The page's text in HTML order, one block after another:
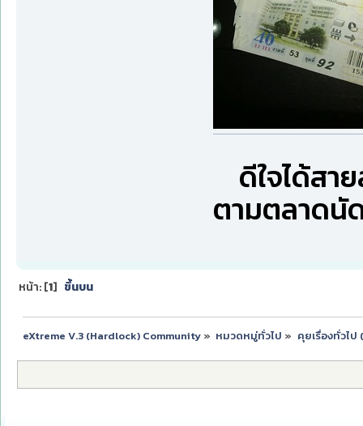
ดีใจได้สา
ตามตลาดนั
หน้า: [1] ขึ้นบน
eXtreme V.3 (Hardlock) Community» หมวดหมู่ทั่วไป » คุยเรื่องทั่วไป